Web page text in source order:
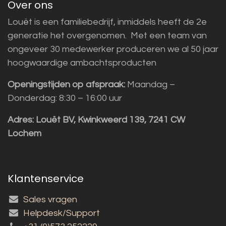
Over ons
Louët is een familiebedrijf, inmiddels heeft de 2e
generatie het overgenomen. Met een team van
ongeveer 30 medewerker produceren we al 50 jaar
hoogwaardige ambachtsproducten
Openingstijden op afspraak: Maandag –
Donderdag: 8:30 – 16:00 uur
Adres: Louët BV, Kwinkweerd 139, 7241 CW
Lochem
Klantenservice
Sales vragen
Helpdesk/Support